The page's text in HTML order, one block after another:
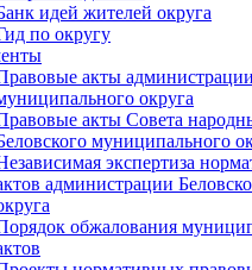
идей жителей округа
по округу
акты
округа
акты Совета
муниципального
экспертиза
администрации
обжалования